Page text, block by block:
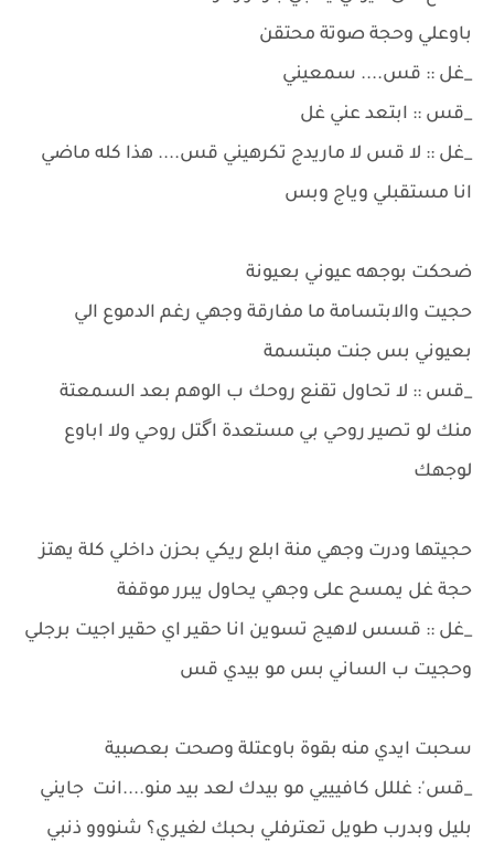
باوعلي وحجة صوتة محتقن
_غل :: قس.... سمعيني
_قس :: ابتعد عني غل
_غل :: لا قس لا ماريدج تكرهيني قس.... هذا كله ماضي
انا مستقبلي وياج وبس
ضحكت بوجهه عيوني بعيونة
حجيت والابتسامة ما مفارقة وجهي رغم الدموع الي
بعيوني بس جنت مبتسمة
_قس :: لا تحاول تقنع روحك ب الوهم بعد السمعتة
منك لو تصير روحي بي مستعدة اگتل روحي ولا اباوع
لوجهك
حجيتها ودرت وجهي منة ابلع ريكي بحزن داخلي كلة يهتز
حجة غل يمسح على وجهي يحاول يبرر موقفة
_غل :: قسس لاهيج تسوين انا حقير اي حقير اجيت برجلي
وحجيت ب الساني بس مو بيدي قس
سحبت ايدي منه بقوة باوعتلة وصحت بعصبية
_قس': غللل كافيييي مو بيدك لعد بيد منو....انت جايني
بليل وبدرب طويل تعترفلي بحبك لغيري؟ شنووو ذنبي